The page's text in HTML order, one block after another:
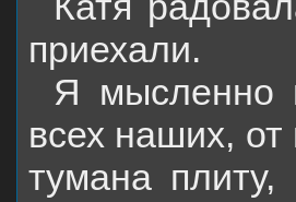
приехали.
Я мысленно
всех наших,
тумана плиту,